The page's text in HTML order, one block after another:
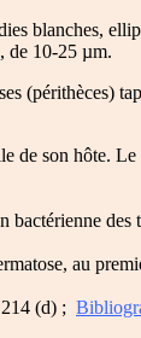
blanches,
de 10-25 µm.
(périthèces)
de son hôte.
bactérienne des
au
(d) ;